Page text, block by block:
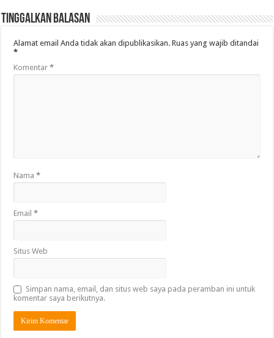
Tinggalkan Balasan
Alamat email Anda tidak akan dipublikasikan. Ruas yang wajib ditandai
*
Komentar*
Nama*
Email*
Situs Web
Simpan nama, email, dan situs web saya pada peramban ini untuk
komentar saya berikutnya.